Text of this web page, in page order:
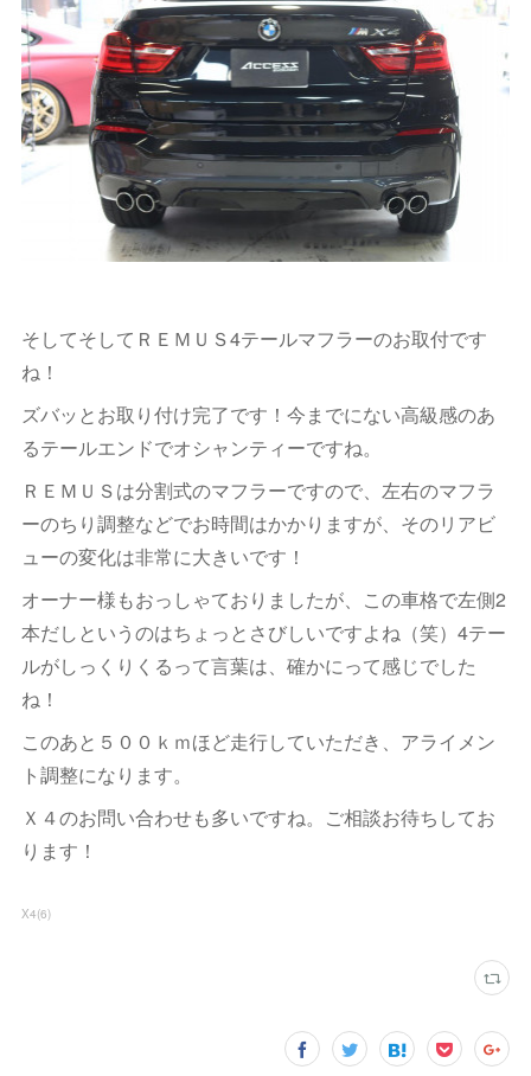
そしてそしてＲＥＭＵＳ4テールマフラーのお取付です
ね！
ズバッとお取り付け完了です！今までにない高級感のあ
るテールエンドでオシャンティーですね。
ＲＥＭＵＳは分割式のマフラーですので、左右のマフラ
ーのちり調整などでお時間はかかりますが、そのリアビ
ューの変化は非常に大きいです！
オーナー様もおっしゃておりましたが、この車格で左側2
本だしというのはちょっとさびしいですよね（笑）4テー
ルがしっくりくるって言葉は、確かにって感じでした
ね！
このあと５００ｋｍほど走行していただき、アライメン
ト調整になります。
Ｘ４のお問い合わせも多いですね。ご相談お待ちしてお
ります！
X4(6)